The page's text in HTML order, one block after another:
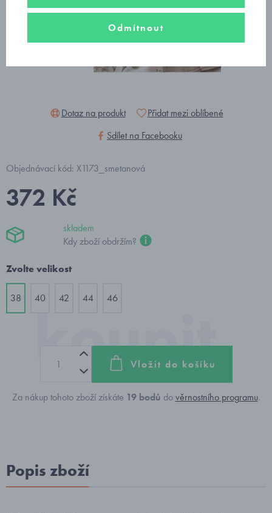
Dotaz na produkt
Přidat mezi oblíbené
Sdílet na Facebooku
Objednávací kód: X1173_smetanová
372 Kč
skladem
Kdy zboží obdržím?
Zvolte velikost
38 40 42 44 46
Vložit do košíku
Za nákup tohoto zboží získáte 19bodů dověrnostního programu.
Popis zboží
Odmítnout